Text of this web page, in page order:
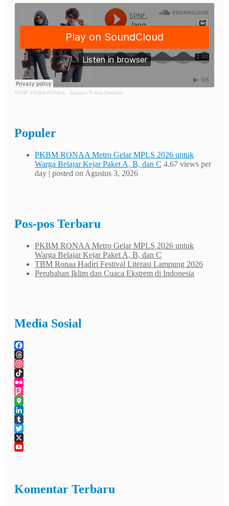
SPNF. PKBM RONAA · Jangan Putus Sekolah
Populer
PKBM RONAA Metro Gelar MPLS 2026 untuk
Warga Belajar Kejar Paket A, B, dan C 4.67 views per
day | posted on Agustus 3, 2026
Pos-pos Terbaru
PKBM RONAA Metro Gelar MPLS 2026 untuk
Warga Belajar Kejar Paket A, B, dan C
TBM Ronaa Hadiri Festival Literasi Lampung 2026
Perubahan Iklim dan Cuaca Ekstrem di Indonesia
Media Sosial
Facebook
Threads
Instagram
TikTok
Flickr
Foursquare
Google
Maps
LinkedIn
Tumblr
Twitter
X
Komentar Terbaru